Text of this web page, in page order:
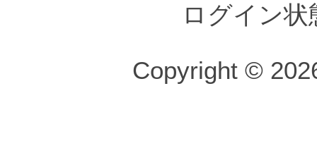
ログイン
Copyright ©